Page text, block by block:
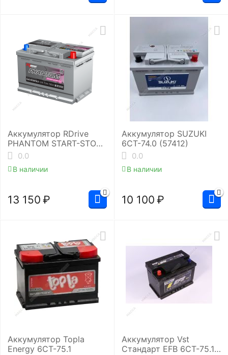
Аккумулятор RDrive
PHANTOM START-STOP
EFB EUE-072072L3
0.0
В наличии
13 150 ₽
Аккумулятор SUZUKI
6СТ-74.0 (57412)
0.0
В наличии
10 100 ₽
Аккумулятор Topla
Energy 6СТ-75.1
Аккумулятор Vst
Стандарт EFB 6СТ-75.1